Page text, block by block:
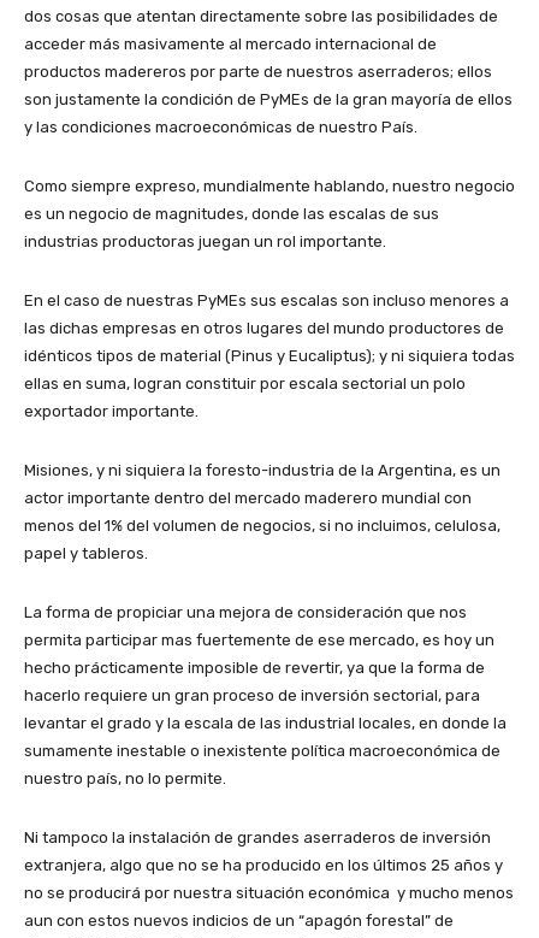
dos cosas que atentan directamente sobre las posibilidades de
acceder más masivamente al mercado internacional de
productos madereros por parte de nuestros aserraderos; ellos
son justamente la condición de PyMEs de la gran mayoría de ellos
y las condiciones macroeconómicas de nuestro País.
Como siempre expreso, mundialmente hablando, nuestro negocio
es un negocio de magnitudes, donde las escalas de sus
industrias productoras juegan un rol importante.
En el caso de nuestras PyMEs sus escalas son incluso menores a
las dichas empresas en otros lugares del mundo productores de
idénticos tipos de material (Pinus y Eucaliptus); y ni siquiera todas
ellas en suma, logran constituir por escala sectorial un polo
exportador importante.
Misiones, y ni siquiera la foresto-industria de la Argentina, es un
actor importante dentro del mercado maderero mundial con
menos del 1% del volumen de negocios, si no incluimos, celulosa,
papel y tableros.
La forma de propiciar una mejora de consideración que nos
permita participar mas fuertemente de ese mercado, es hoy un
hecho prácticamente imposible de revertir, ya que la forma de
hacerlo requiere un gran proceso de inversión sectorial, para
levantar el grado y la escala de las industrial locales, en donde la
sumamente inestable o inexistente política macroeconómica de
nuestro país, no lo permite.
Ni tampoco la instalación de grandes aserraderos de inversión
extranjera, algo que no se ha producido en los últimos 25 años y
no se producirá por nuestra situación económica y mucho menos
aun con estos nuevos indicios de un “apagón forestal” de